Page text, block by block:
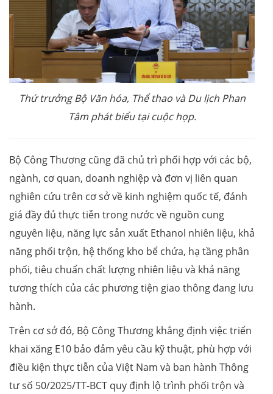
Thứ trưởng Bộ Văn hóa, Thể thao và Du lịch Phan
Tâm phát biểu tại cuộc họp.
Bộ Công Thương cũng đã chủ trì phối hợp với các bộ,
ngành, cơ quan, doanh nghiệp và đơn vị liên quan
nghiên cứu trên cơ sở về kinh nghiệm quốc tế, đánh
giá đầy đủ thực tiễn trong nước về nguồn cung
nguyên liệu, năng lực sản xuất Ethanol nhiên liệu, khả
năng phối trộn, hệ thống kho bể chứa, hạ tầng phân
phối, tiêu chuẩn chất lượng nhiên liệu và khả năng
tương thích của các phương tiện giao thông đang lưu
hành.
Trên cơ sở đó, Bộ Công Thương khẳng định việc triển
khai xăng E10 bảo đảm yêu cầu kỹ thuật, phù hợp với
điều kiện thực tiễn của Việt Nam và ban hành Thông
tư số 50/2025/TT-BCT quy định lộ trình phối trộn và